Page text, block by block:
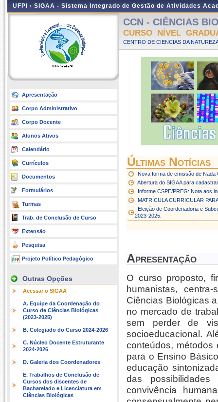
UFPI › SIGAA - Sistema Integrado de Gestão de Atividades
Apresentação
Corpo Administrativo
Corpo Docente
Alunos Ativos
Calendário
Currículos
Documentos
Formulários
Turmas
Trab. de Conclusão de Curso
Extensão
Pesquisa
Projeto Político Pedagógico
Outras Opções
Acessar o SIGAA
A. Equipe da Coordenação do
Curso de Ciências Biológicas
(2023-2025)
B. Colegiado do Curso 2024-2026
C. Núcleo Docente Estruturante
2024-2026
D. Galeria dos Coordenadores
E. Trabalhos de Conclusão de
Cursos dos discentes de
Bacharelado e Licenciatura em
Ciências Biológicas
CCN - CIÊNCIAS
CURSO NÍVEL
CENTRO DE CIENCIAS DA
Últimas Notícias
Nova forma de emissão de Nada
Abertura do SIGAA para
Informe CSPE/PREG: Nota aos
MATRÍCULA CURRICULAR
Eleição de Coordenadoria e
2023-2025.
Apresentação
O curso proposto,
humanistas,
Ciências Biológicas
no mercado de
sem perder de
socioeducacional.
conteúdos,
para o Ensino
educação
das
convivência